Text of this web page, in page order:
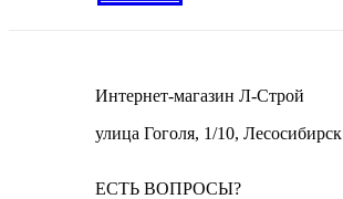
Интернет-магазин Л-Строй
улица Гоголя, 1/10, Лесосибирск
ЕСТЬ ВОПРОСЫ?